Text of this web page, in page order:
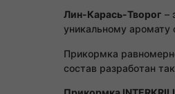
Лин-Карась-Творог –
уникальному аромату
Прикормка
состав разработан